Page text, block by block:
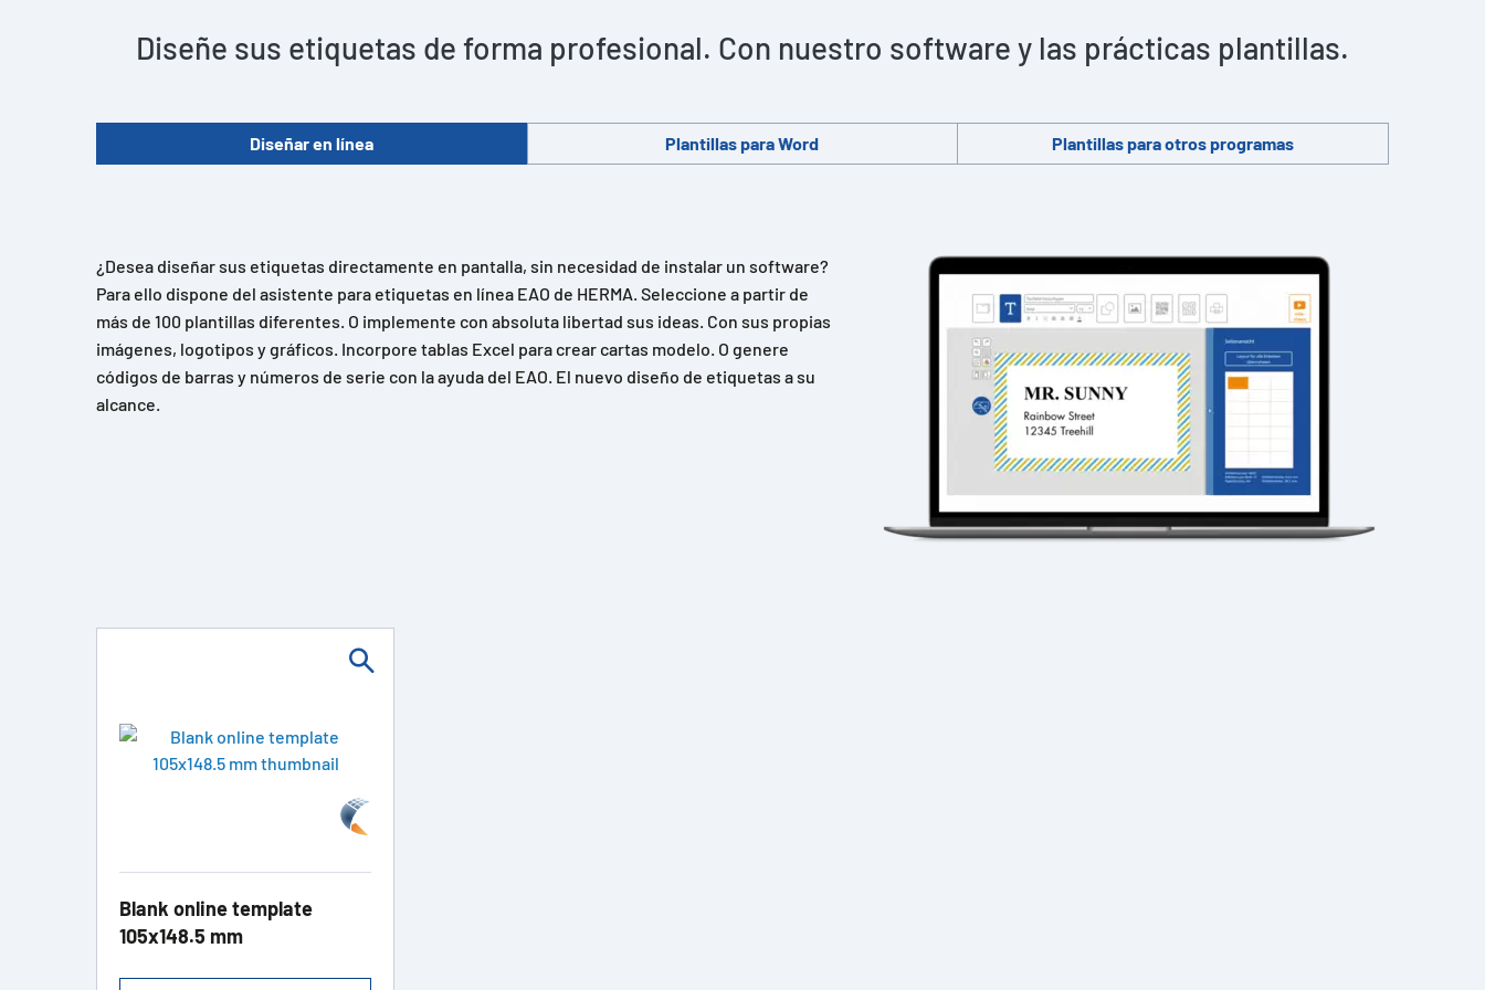
Diseñe sus etiquetas de forma profesional. Con nuestro software y las prácticas plantillas.
Diseñar en línea Plantillas para Word Plantillas para otros programas
¿Desea diseñar sus etiquetas directamente en pantalla, sin necesidad de instalar un software?
Para ello dispone del asistente para etiquetas en línea EAO de HERMA. Seleccione a partir de
más de 100 plantillas diferentes. O implemente con absoluta libertad sus ideas. Con sus propias
imágenes, logotipos y gráficos. Incorpore tablas Excel para crear cartas modelo. O genere
códigos de barras y números de serie con la ayuda del EAO. El nuevo diseño de etiquetas a su
alcance.
Blank online template
105x148.5 mm